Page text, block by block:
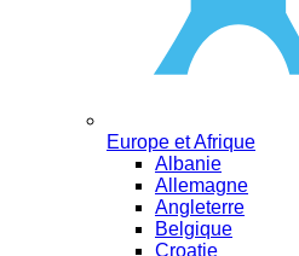
Europe et Afrique
Albanie
Allemagne
Angleterre
Belgique
Croatie